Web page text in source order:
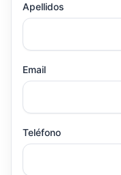
Apellidos
Email
Teléfono